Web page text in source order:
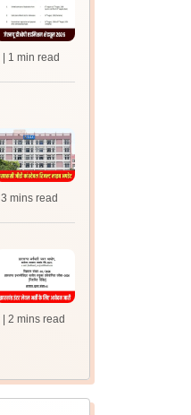
| 1 min read
| 3 mins read
| 2 mins read